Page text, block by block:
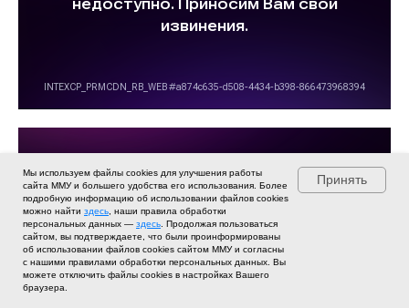
Мы используем файлы cookies для улучшения работы
сайта ММУ и большего удобства его использования. Более
подробную информацию об использовании файлов cookies
можно найти здесь , наши правила обработки
персональных данных — здесь . Продолжая пользоваться
сайтом, вы подтверждаете, что были проинформированы
об использовании файлов cookies сайтом ММУ и согласны
с нашими правилами обработки персональных данных. Вы
можете отключить файлы cookies в настройках Вашего
браузера.
Принять